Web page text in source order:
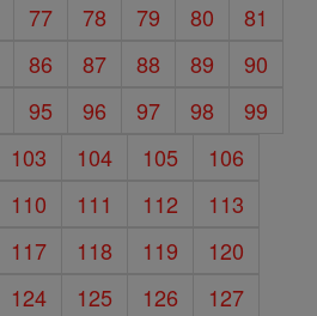
77 78 79 80
81
86 87 88 89
90
95 96 97 98
99
103 104 105
106
110 111 112
113
117 118 119
120
124 125 126
127